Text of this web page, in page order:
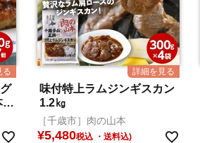
付
味付特上ラムジンギスカン
1.2㎏
［千歳市］肉の山本
¥5,480税込